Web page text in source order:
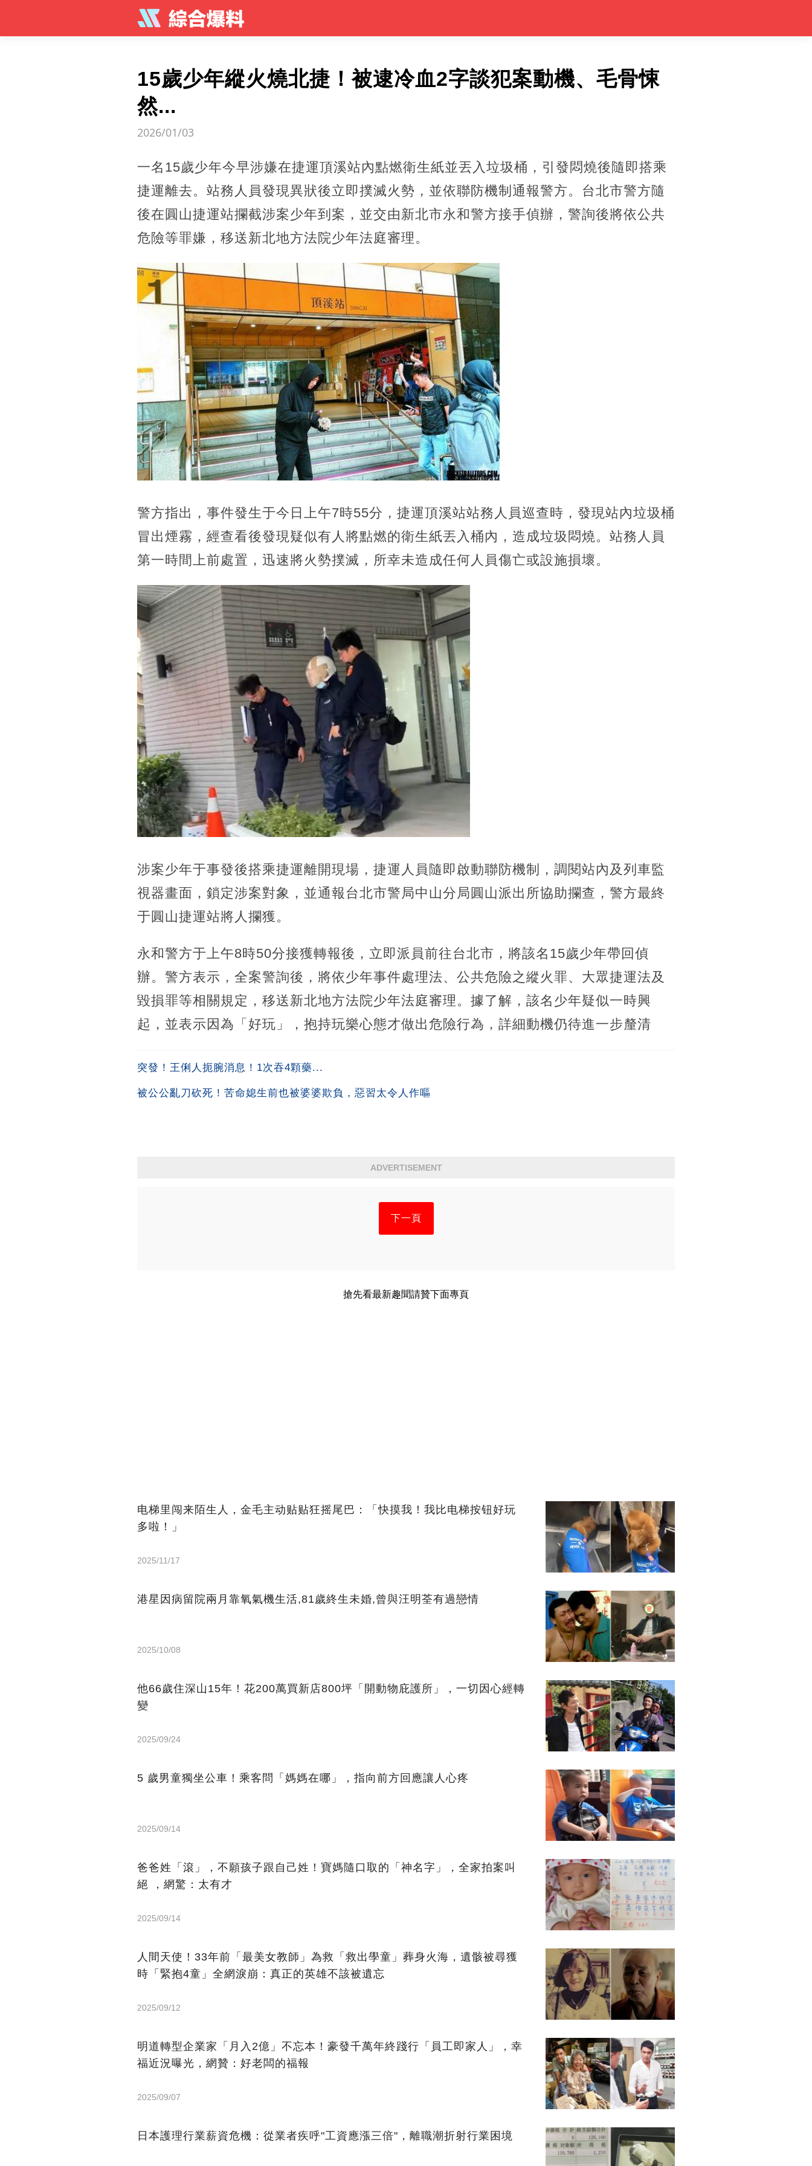
15歲少年縱火燒北捷！被逮冷血2字談犯案動機、毛骨悚
然...
2026/01/03
一名15歲少年今早涉嫌在捷運頂溪站內點燃衛生紙並丟入垃圾桶，引發悶燒後隨即搭乘
捷運離去。站務人員發現異狀後立即撲滅火勢，並依聯防機制通報警方。台北市警方隨
後在圓山捷運站攔截涉案少年到案，並交由新北市永和警方接手偵辦，警詢後將依公共
危險等罪嫌，移送新北地方法院少年法庭審理。
警方指出，事件發生于今日上午7時55分，捷運頂溪站站務人員巡查時，發現站內垃圾桶
冒出煙霧，經查看後發現疑似有人將點燃的衛生紙丟入桶內，造成垃圾悶燒。站務人員
第一時間上前處置，迅速將火勢撲滅，所幸未造成任何人員傷亡或設施損壞。
涉案少年于事發後搭乘捷運離開現場，捷運人員隨即啟動聯防機制，調閱站內及列車監
視器畫面，鎖定涉案對象，並通報台北市警局中山分局圓山派出所協助攔查，警方最終
于圓山捷運站將人攔獲。
永和警方于上午8時50分接獲轉報後，立即派員前往台北市，將該名15歲少年帶回偵
辦。警方表示，全案警詢後，將依少年事件處理法、公共危險之縱火罪、大眾捷運法及
毀損罪等相關規定，移送新北地方法院少年法庭審理。據了解，該名少年疑似一時興
起，並表示因為「好玩」，抱持玩樂心態才做出危險行為，詳細動機仍待進一步釐清
突發！王俐人扼腕消息！1次吞4顆藥...
被公公亂刀砍死！苦命媳生前也被婆婆欺負，惡習太令人作嘔
ADVERTISEMENT
下一頁
搶先看最新趣聞請贊下面專頁
电梯里闯来陌生人，金毛主动贴贴狂摇尾巴：「快摸我！我比电梯按钮好玩
多啦！」
2025/11/17
港星因病留院兩月靠氧氣機生活,81歲終生未婚,曾與汪明荃有過戀情
2025/10/08
他66歲住深山15年！花200萬買新店800坪「開動物庇護所」，一切因心經轉
變
2025/09/24
5 歲男童獨坐公車！乘客問「媽媽在哪」，指向前方回應讓人心疼
2025/09/14
爸爸姓「滾」，不願孩子跟自己姓！寶媽隨口取的「神名字」，全家拍案叫
絕 ，網驚：太有才
2025/09/14
人間天使！33年前「最美女教師」為救「救出學童」葬身火海，遺骸被尋獲
時「緊抱4童」全網淚崩：真正的英雄不該被遺忘
2025/09/12
明道轉型企業家「月入2億」不忘本！豪發千萬年終踐行「員工即家人」，幸
福近況曝光，網贊：好老闆的福報
2025/09/07
日本護理行業薪資危機：從業者疾呼"工資應漲三倍"，離職潮折射行業困境